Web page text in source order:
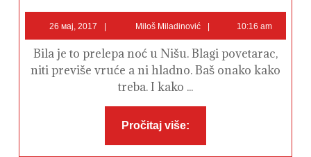
–
Jelena
Tomašević
26 мај, 2017 Miloš Miladinović 10:16 am
Bila je to prelepa noć u Nišu. Blagi povetarac,
niti previše vruće a ni hladno. Baš onako kako
treba. I kako ...
Pročitaj više: